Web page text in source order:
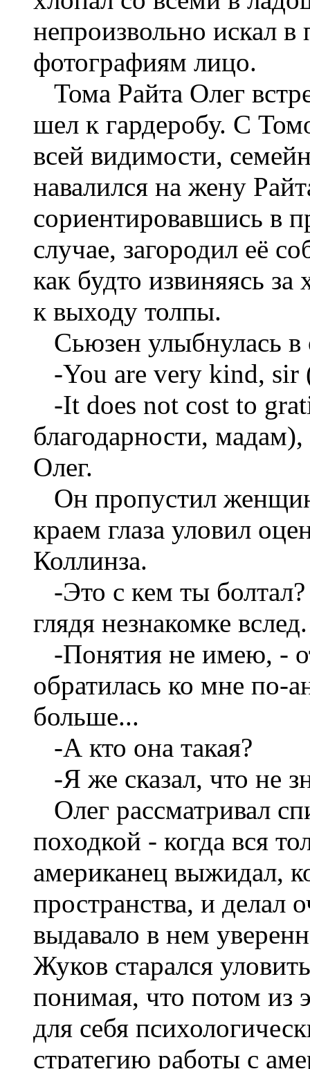
непроизвольно искал в
фотографиям лицо.
Тома Райта Олег
шел к гардеробу. С
всей видимости,
навалился на жену
сориентировавшись в
случае, загородил её
как будто извиняясь
к выходу толпы.
Сьюзен улыбнулась в
-You are very kind, sir
-It does not cost to
благодарности, мадам),
Олег.
Он пропустил
краем глаза уловил
Коллинза.
-Это с кем ты
глядя незнакомке вслед.
-Понятия не имею, -
обратилась ко мне по-
больше...
-А кто она такая?
-Я же сказал, что не
Олег рассматривал
походкой - когда вся
американец выжидал,
пространства, и делал
выдавало в нем
Жуков старался
понимая, что потом из
для себя
стратегию работы с